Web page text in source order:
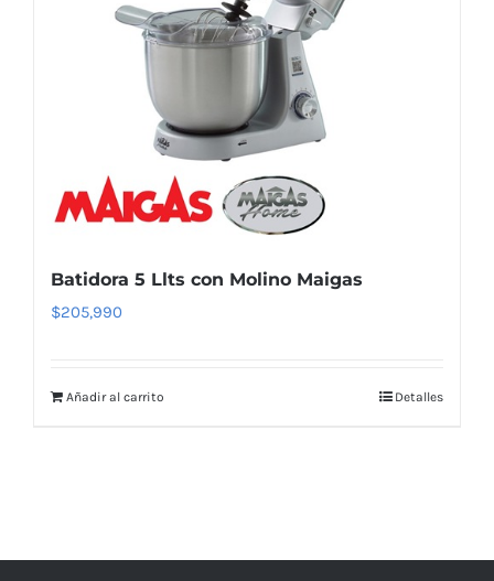
Batidora 5 Llts con Molino Maigas
$205,990
Añadir al carrito Detalles